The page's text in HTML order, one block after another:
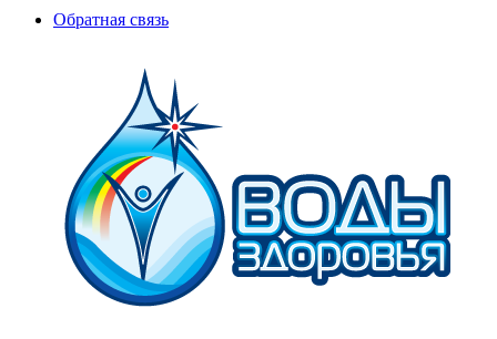
Обратная связь